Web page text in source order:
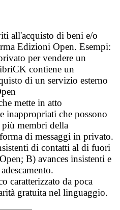
all'acquisto di beni e/o
Edizioni Open. Esempi:
per vendere un
contiene un
di un servizio esterno
mette in atto
inappropriati che possono
più membri della
di messaggi in privato.
di contatti al di fuori
B) avances insistenti e
caratterizzato da poca
gratuita nel linguaggio.